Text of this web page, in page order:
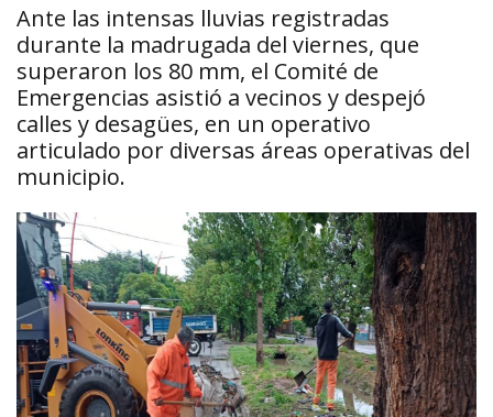
Ante las intensas lluvias registradas
durante la madrugada del viernes, que
superaron los 80 mm, el Comité de
Emergencias asistió a vecinos y despejó
calles y desagües, en un operativo
articulado por diversas áreas operativas del
municipio.